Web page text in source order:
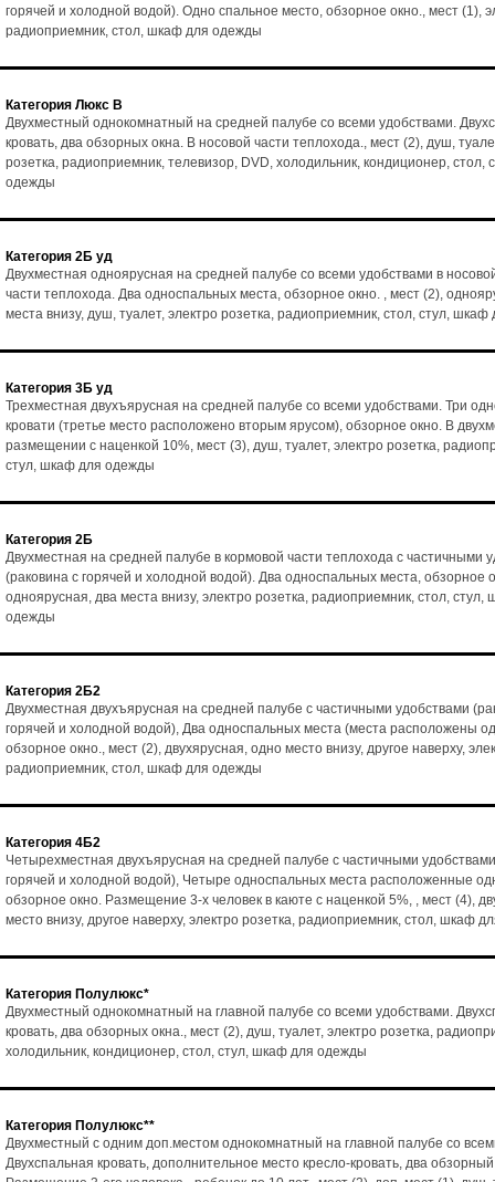
горячей и холодной водой). Одно спальное место, обзорное окно., мест (1),
радиоприемник, стол, шкаф для одежды
Категория Люкс В
Двухместный однокомнатный на средней палубе со всеми удобствами.
кровать, два обзорных окна. В носовой части теплохода., мест (2), душ,
розетка, радиоприемник, телевизор, DVD, холодильник, кондиционер, стол,
одежды
Категория 2Б уд
Двухместная одноярусная на средней палубе со всеми удобствами в
части теплохода. Два односпальных места, обзорное окно. , мест (2),
места внизу, душ, туалет, электро розетка, радиоприемник, стол, стул,
Категория 3Б уд
Трехместная двухъярусная на средней палубе со всеми удобствами. Три
кровати (третье место расположено вторым ярусом), обзорное окно. В
размещении с наценкой 10%, мест (3), душ, туалет, электро розетка,
стул, шкаф для одежды
Категория 2Б
Двухместная на средней палубе в кормовой части теплохода с частичными
(раковина с горячей и холодной водой). Два односпальных места, обзорное
одноярусная, два места внизу, электро розетка, радиоприемник, стол, стул,
одежды
Категория 2Б2
Двухместная двухъярусная на средней палубе с частичными удобствами
горячей и холодной водой), Два односпальных места (места расположены
обзорное окно., мест (2), двухярусная, одно место внизу, другое наверху,
радиоприемник, стол, шкаф для одежды
Категория 4Б2
Четырехместная двухъярусная на средней палубе с частичными
горячей и холодной водой), Четыре односпальных места расположенные
обзорное окно. Размещение 3-х человек в каюте с наценкой 5%, , мест (4),
место внизу, другое наверху, электро розетка, радиоприемник, стол, шкаф
Категория Полулюкс*
Двухместный однокомнатный на главной палубе со всеми удобствами.
кровать, два обзорных окна., мест (2), душ, туалет, электро розетка,
холодильник, кондиционер, стол, стул, шкаф для одежды
Категория Полулюкс**
Двухместный с одним доп.местом однокомнатный на главной палубе со
Двухспальная кровать, дополнительное место кресло-кровать, два